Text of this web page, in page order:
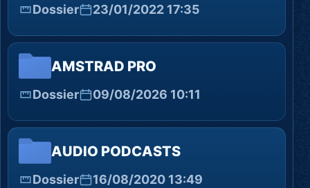
Dossier 23/01/2022 17:35
AMSTRAD PRO
Dossier 09/08/2026 10:11
AUDIO PODCASTS
Dossier 16/08/2020 13:49